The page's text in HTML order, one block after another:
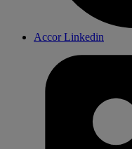
Accor Linkedin